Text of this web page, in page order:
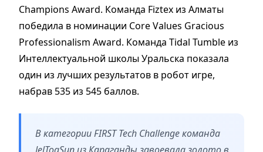
Champions Award. Команда Fiztex из Алматы
победила в номинации Core Values Gracious
Professionalism Award. Команда Tidal Tumble из
Интеллектуальной школы Уральска показала
один из лучших результатов в робот игре,
набрав 535 из 545 баллов.
В категории FIRST Tech Challenge команда